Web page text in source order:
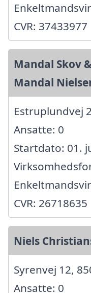
CVR: 37433977
Mandal Skov
Mandal
Estruplundvej
Ansatte: 0
Startdato: 01.
CVR: 26718635
Niels
Syrenvej 12,
Ansatte: 0